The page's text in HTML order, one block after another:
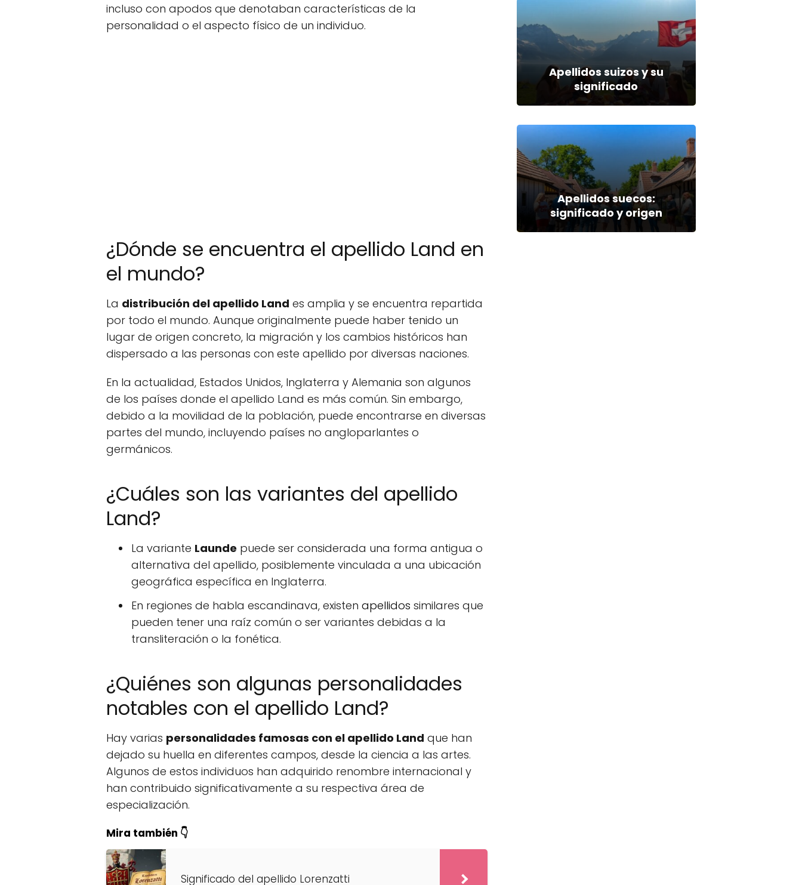
incluso con apodos que denotaban características de la
personalidad o el aspecto físico de un individuo.
¿Dónde se encuentra el apellido Land en
el mundo?
La distribución del apellido Land es amplia y se encuentra repartida
por todo el mundo. Aunque originalmente puede haber tenido un
lugar de origen concreto, la migración y los cambios históricos han
dispersado a las personas con este apellido por diversas naciones.
En la actualidad, Estados Unidos, Inglaterra y Alemania son algunos
de los países donde el apellido Land es más común. Sin embargo,
debido a la movilidad de la población, puede encontrarse en diversas
partes del mundo, incluyendo países no angloparlantes o
germánicos.
¿Cuáles son las variantes del apellido
Land?
La variante Launde puede ser considerada una forma antigua o
alternativa del apellido, posiblemente vinculada a una ubicación
geográfica específica en Inglaterra.
En regiones de habla escandinava, existen apellidos similares que
pueden tener una raíz común o ser variantes debidas a la
transliteración o la fonética.
¿Quiénes son algunas personalidades
notables con el apellido Land?
Hay varias personalidades famosas con el apellido Land que han
dejado su huella en diferentes campos, desde la ciencia a las artes.
Algunos de estos individuos han adquirido renombre internacional y
han contribuido significativamente a su respectiva área de
especialización.
Mira también 👇
Significado del apellido Lorenzatti
Apellidos suizos y su
significado
Apellidos suecos:
significado y origen